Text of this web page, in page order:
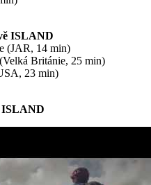
ISLAND
(JAR, 14 min)
Británie, 25 min)
23 min)
ISLAND